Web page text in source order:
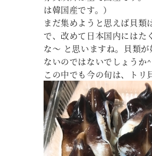
は韓国産です。）
まだ集めようと思えば貝類
で、改めて日本国内にはた
な～ と思いますね。貝類
ないのではないでしょうか
この中でも今の旬は、トリ